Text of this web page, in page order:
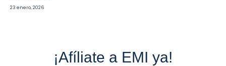
23 enero, 2026
¡Afíliate a EMI ya!